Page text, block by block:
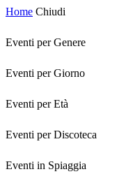
Home Chiudi
Eventi per Genere
Eventi per Giorno
Eventi per Età
Eventi per Discoteca
Eventi in Spiaggia